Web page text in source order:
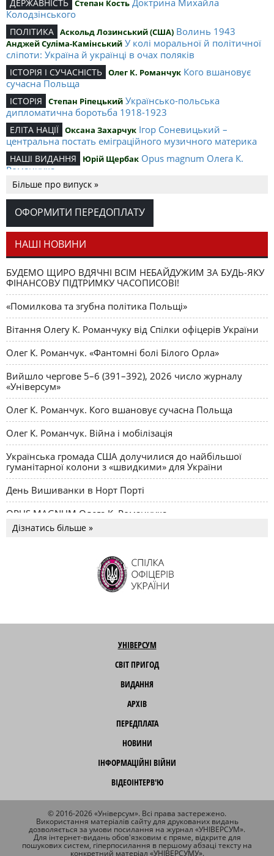
ДЕРЖАВНІСТЬ Степан Кость Доктрина Михайла
Колодзінського
ПОЛІТИКА Аскольд Лозинський (США) Волинь 1943
Анджей Суліма-Камінський У колі моральної й політичної
сліпоти: Україна й українці в очах поляків
ІСТОРІЯ І СУЧАСНІСТЬ Олег К. Романчук Кого вшановує
сучасна Польща
ІСТОРІЯ Степан Ріпецький Українсько-польська
дипломатична боротьба 1918-1923
ЕЛІТА НАЦІЇ Оксана Захарчук Ігор Соневицький –
центральна постать еміграційного музичного материка
НАШІ ВИДАННЯ Юрій Щербак Opus magnum Олега К.
Романчука
РЕЦЕНЗІЇ Петро Іванишин
Романчука
СЛОВО РЕДАКЦІЙНЕ Олег К. Романчук
як уособлення української політстратегії й тактики
Більше про випуск »
ОФОРМИТИ ПЕРЕДОПЛАТУ
НАШІ НОВИНИ
БУДЕМО ЩИРО ВДЯЧНІ ВСІМ НЕБАЙДУЖИМ ЗА БУДЬ-ЯКУ
ФІНАНСОВУ ПІДТРИМКУ ЧАСОПИСОВІ!
«Помилкова та згубна політика Польщі»
Вітання Олегу К. Романчуку від Спілки офіцерів України
Олег К. Романчук. «Фантомні болі Білого Орла»
Вийшло чергове 5–6 (391–392), 2026 число журналу
«Універсум»
Олег К. Романчук. Кого вшановує сучасна Польща
Олег К. Романчук. Війна і мобілізація
Українська громада США долучилися до найбільшої
гуманітарної колони з «швидкими» для України
День Вишиванки в Норт Порті
OPUS MAGNUM Олега К. Романчука
Дізнатись більше »
УНІВЕРСУМ
СВІТ ПРИГОД
ВИДАННЯ
АРХІВ
ПЕРЕДПЛАТА
НОВИНИ
ІНФОРМАЦІЙНІ ВІЙНИ
ВІДЕОІНТЕРВ'Ю
© 2016-2026 «Універсум». Всі права застережено.
Використання матеріалів сайту для друкованих видань
дозволяється за умови посилання на журнал «УНІВЕРСУМ».
Для інтернет-видань обов'язковим є пряме, відкрите для
пошукових систем, гіперпосилання в першому абзаці тексту на
конкретний матеріал «УНІВЕРСУМУ».